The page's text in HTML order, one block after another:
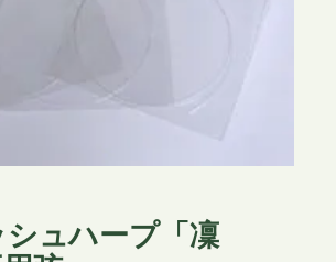
ュハープ「凜